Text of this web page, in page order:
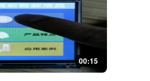
00:15